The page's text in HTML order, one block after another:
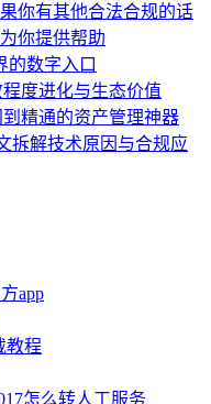
你有其他合法合规的话
你提供帮助
的数字入口
度进化与生态价值
精通的资产管理神器
拆解技术原因与合规应
app
教程
怎么转人工服务